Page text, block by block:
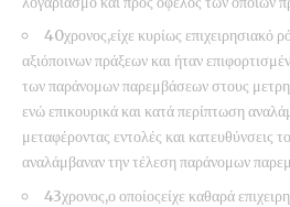
40χρονος,είχε κυρίως επιχειρησιακό
αξιόποινων πράξεων και ήταν
των παράνομων παρεμβάσεων στους
ενώ επικουρικά και κατά περίπτωση
μεταφέροντας εντολές και κατευθύνσεις
αναλάμβαναν την τέλεση παράνομων
43χρονος,ο οποίοςείχε καθαρά